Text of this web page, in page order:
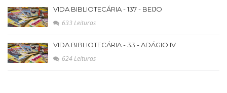
VIDA BIBLIOTECÁRIA - 137 - BEIJO
633 Leituras
VIDA BIBLIOTECÁRIA - 33 - ADÁGIO IV
624 Leituras